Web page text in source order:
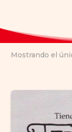
Mostrando el